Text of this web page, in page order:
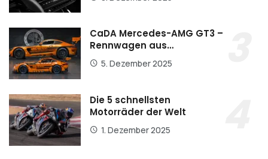
CaDA Mercedes-AMG GT3 –
Rennwagen aus…
5. Dezember 2025
Die 5 schnellsten
Motorräder der Welt
1. Dezember 2025